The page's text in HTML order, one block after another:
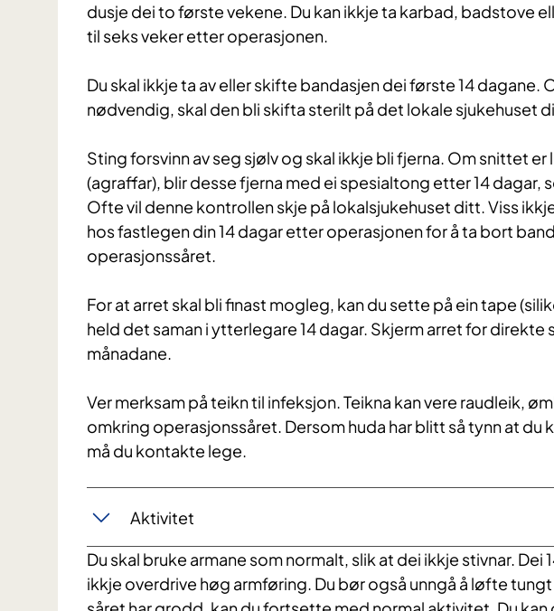
dusje dei to første vekene. Du kan ikkje ta karbad, badstove
til seks veker etter operasjonen.
Du skal ikkje ta av eller skifte bandasjen dei første 14 dagane.
nødvendig, skal den bli skifta sterilt på det lokale sjukehuset
Sting forsvinn av seg sjølv og skal ikkje bli fjerna. Om snittet
(agraffar), blir desse fjerna med ei spesialtong etter 14 dagar,
Ofte vil denne kontrollen skje på lokalsjukehuset ditt. Viss
hos fastlegen din 14 dagar etter operasjonen for å ta bort
operasjonssåret.
For at arret skal bli finast mogleg, kan du sette på ein tape
held det saman i ytterlegare 14 dagar. Skjerm arret for direkte
månadane.
Ver merksam på teikn til infeksjon. Teikna kan vere raudleik,
omkring operasjonssåret. Dersom huda har blitt så tynn at du
må du kontakte lege.
Aktivitet
Du skal bruke armane som normalt, slik at dei ikkje stivnar. Dei
ikkje overdrive høg armføring. Du bør også unngå å løfte